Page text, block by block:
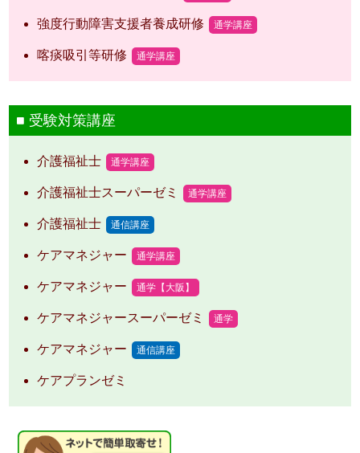
強度行動障害支援者養成研修 通学講座
喀痰吸引等研修 通学講座
受験対策講座
介護福祉士 通学講座
介護福祉士スーパーゼミ 通学講座
介護福祉士 通信講座
ケアマネジャー 通学講座
ケアマネジャー 通学【大阪】
ケアマネジャースーパーゼミ 通学
ケアマネジャー 通信講座
ケアプランゼミ